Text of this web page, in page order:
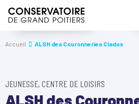
Accueil ALSH des Couronneries Clados
JEUNESSE, CENTRE DE LOISIRS
ALSH des